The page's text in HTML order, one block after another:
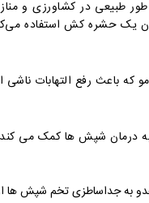
در کشاورزی و منازل
یک حشره کش استفاده
مو که باعث رفع التهابات
درمان شپش ها کمک می
به جداساطزی تخم شپش